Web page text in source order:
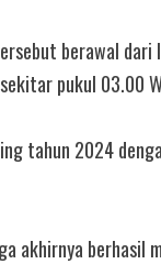
berawal dari
pukul 03.00
tahun 2024
akhirnya berhasil